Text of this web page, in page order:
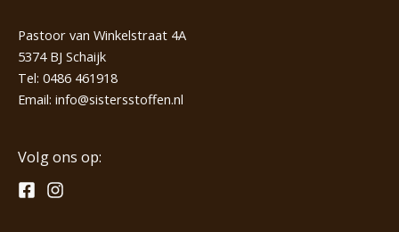
Pastoor van Winkelstraat 4A
5374 BJ Schaijk
Tel: 0486 461918
Email: info@sistersstoffen.nl
Volg ons op: